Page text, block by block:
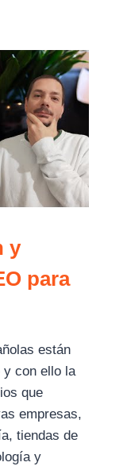
y
para
están
y con ello la
que
empresas,
tiendas de
y